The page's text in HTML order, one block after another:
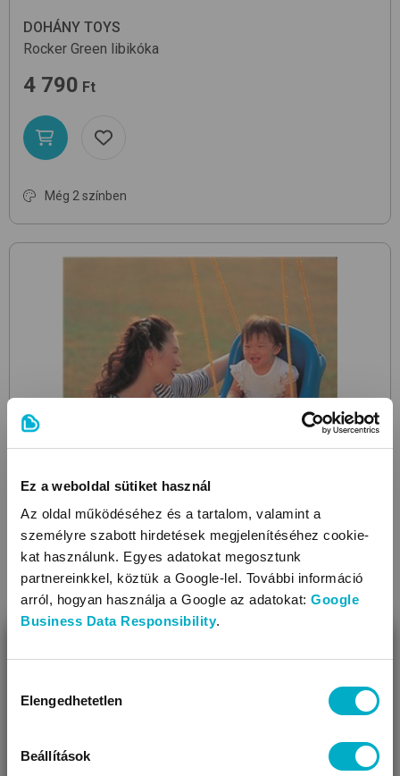
Ez a weboldal sütiket használ
Az oldal működéséhez és a tartalom, valamint a
személyre szabott hirdetések megjelenítéséhez cookie-
kat használunk. Egyes adatokat megosztunk
partnereinkkel, köztük a Google-lel. További információ
arról, hogyan használja a Google az adatokat: Google
Business Data Responsibility.
kiválasztása
Elengedhetetlen
Beállítások
DOHÁNY TOYS
Rocker Green libikóka
4 790 Ft
Még 2 színben
19 889 Úgy látjuk, most jársz nálunk először!